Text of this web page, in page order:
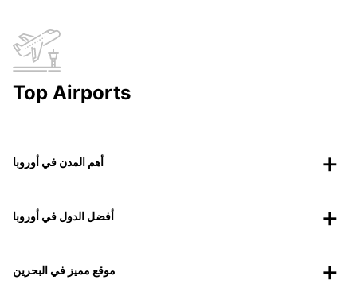
Top Airports
أهم المدن في أوروبا
أفضل الدول في أوروبا
موقع مميز في البحرين